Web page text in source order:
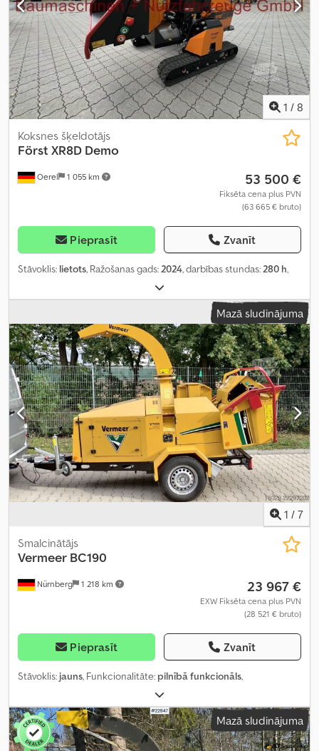
1 / 8
Oerel 1 055 km
Koksnes šķeldotājs
Först XR8D Demo
53 500 €
Fiksēta cena plus PVN
(63 665 € bruto)
Pieprasīt Zvanīt
Stāvoklis: lietots, Ražošanas gads:2024, darbības stundas:280 h,
Mazā sludinājuma
1 / 7
Nürnberg 1 218 km
Smalcinātājs
Vermeer BC190
23 967 €
EXW Fiksēta cena plus PVN
(28 521 € bruto)
Pieprasīt Zvanīt
Stāvoklis: jauns, Funkcionalitāte: pilnībā funkcionāls,
Mazā sludinājuma